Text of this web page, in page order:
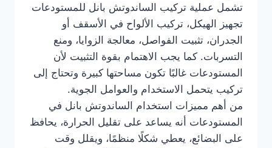
تشمل عملية تركيب الساندوتش بانل للمستودعات
تجهيز الهيكل، تركيب الألواح في الأسقف أو
الجدران، تثبيت الفواصل، معالجة الزوايا، ومنع
التسربات. كما يجب الاهتمام بقوة التثبيت لأن
المستودعات غالبًا تكون مساحتها كبيرة وتحتاج إلى
تركيب يتحمل الاستخدام والعوامل الجوية.
من أهم مميزات استخدام الساندوتش بانل في
المستودعات أنه يساعد على تقليل الحرارة، يحافظ
على البضائع، يعطي شكلًا منظمًا، ويقلل وقت